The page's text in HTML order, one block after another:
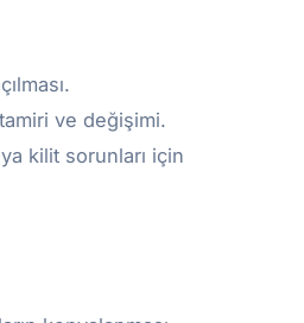
ve değişimi.
kilit sorunları için